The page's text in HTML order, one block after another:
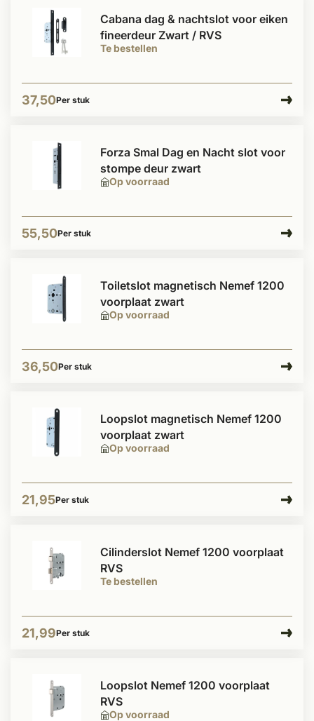
Te bestellen
Cabana dag & nachtslot voor eiken
fineerdeur Zwart / RVS
37,50Per stuk
Op voorraad
Forza Smal Dag en Nacht slot voor
stompe deur zwart
55,50Per stuk
Op voorraad
Toiletslot magnetisch Nemef 1200
voorplaat zwart
36,50Per stuk
Op voorraad
Loopslot magnetisch Nemef 1200
voorplaat zwart
21,95Per stuk
Te bestellen
Cilinderslot Nemef 1200 voorplaat
RVS
21,99Per stuk
Op voorraad
Loopslot Nemef 1200 voorplaat
RVS